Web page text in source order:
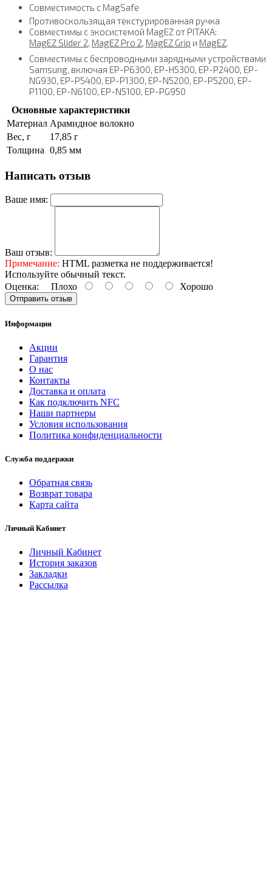
Совместимость с MagSafe
Противоскользящая текстурированная ручка
Совместимы с экосистемой MagEZ от PITAKA:
MagEZ Slider 2, MagEZ Pro 2, MagEZ Grip и MagEZ.
Совместимы с беспроводными зарядными устройствами
Samsung, включая EP-P6300, EP-H5300, EP-P2400, EP-
NG930, EP-P5400, EP-P1300, EP-N5200, EP-P5200, EP-
P1100, EP-N6100, EP-N5100, EP-PG950
Основные характеристики
Материал Арамидное волокно
Вес, г
17,85 г
Толщина 0,85 мм
Написать отзыв
Ваше имя:
Ваш отзыв:
Примечание: HTML разметка не поддерживается!
Используйте обычный текст.
Оценка: Плохо Хорошо
Отправить отзыв
Информация
Акции
Гарантия
O нас
Контакты
Доставка и оплата
Как подключить NFC
Наши партнеры
Условия использования
Политика конфиденциальности
Служба поддержки
Обратная связь
Возврат товара
Карта сайта
Личный Кабинет
Личный Кабинет
История заказов
Закладки
Рассылка